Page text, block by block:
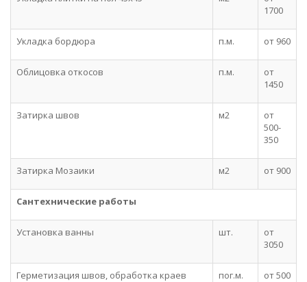
1700
Укладка бордюра п.м. от 960
Облицовка откосов п.м.
от
1450
Затирка швов м2
от
500-
350
Затирка Мозаики м2 от 900
Сантехнические работы
Установка ванны шт.
от
3050
Герметизация швов, обработка краев пог.м. от 500